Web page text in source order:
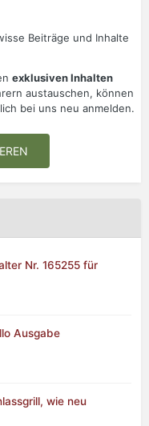
Beiträge und Inhalte
exklusiven Inhalten
austauschen, können
bei uns neu anmelden.
Nr. 165255 für
Ausgabe
wie neu